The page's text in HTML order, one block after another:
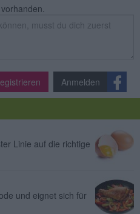
Anmelden
Linie auf die richtige
und eignet sich für